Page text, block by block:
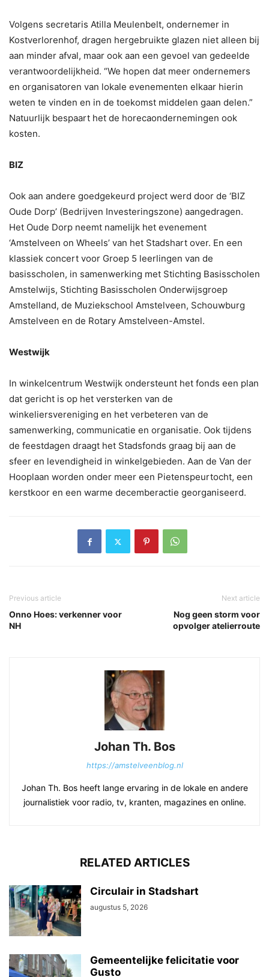
Volgens secretaris Atilla Meulenbelt, ondernemer in
Kostverlorenhof, dragen hergebruikte glazen niet alleen bij
aan minder afval, maar ook aan een gevoel van gedeelde
verantwoordelijkheid. “We hopen dat meer ondernemers
en organisatoren van lokale evenementen elkaar hierin
weten te vinden en in de toekomst middelen gaan delen.”
Natuurlijk bespaart het de horecaondernemingen ook
kosten.
BIZ
Ook aan andere goedgekeurd project werd door de ‘BIZ
Oude Dorp’ (Bedrijven Investeringszone) aangedragen.
Het Oude Dorp neemt namelijk het evenement
‘Amstelveen on Wheels’ van het Stadshart over. En een
klassiek concert voor Groep 5 leerlingen van de
basisscholen, in samenwerking met Stichting Basisscholen
Amstelwijs, Stichting Basisscholen Onderwijsgroep
Amstelland, de Muziekschool Amstelveen, Schouwburg
Amstelveen en de Rotary Amstelveen-Amstel.
Westwijk
In winkelcentrum Westwijk ondersteunt het fonds een plan
dat gericht is op het versterken van de
winkeliersvereniging en het verbeteren van de
samenwerking, communicatie en organisatie. Ook tijdens
de feestdagen draagt het Stadsfonds graag bij aan de
sfeer en levendigheid in winkelgebieden. Aan de Van der
Hooplaan worden onder meer een Pietenspeurtocht, een
kerstkoor en een warme decemberactie georganiseerd.
Previous article
Onno Hoes: verkenner voor
NH
Next article
Nog geen storm voor
opvolger atelierroute
Johan Th. Bos
https://amstelveenblog.nl
Johan Th. Bos heeft lange ervaring in de lokale en andere
journalistiek voor radio, tv, kranten, magazines en online.
RELATED ARTICLES
Circulair in Stadshart
augustus 5, 2026
Gemeentelijke felicitatie voor
Gusto